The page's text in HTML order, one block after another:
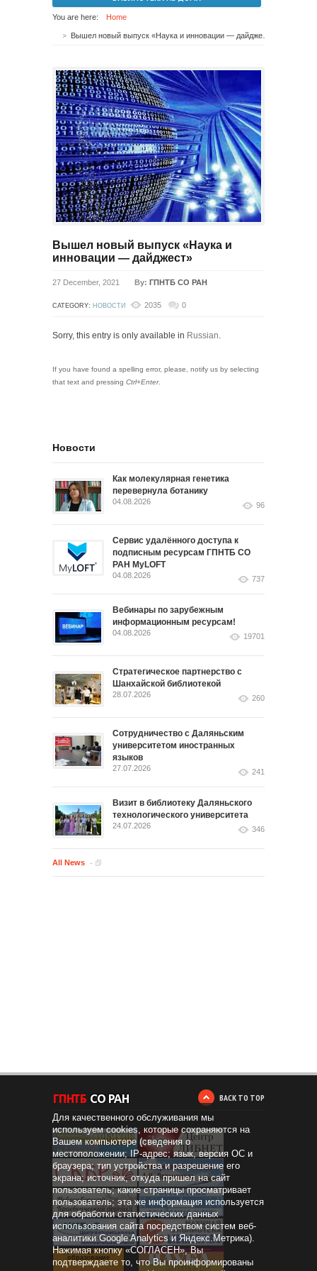
You are here: Home
Вышел новый выпуск «Наука и
инновации — дайджест»
27 December, 2021 By: ГПНТБ СО РАН
CATEGORY: НОВОСТИ 2035 0
Sorry, this entry is only available in Russian
If you have found a spelling error, please, notify us by selecting
that text and pressing Ctrl+Enter.
Новости
Как молекулярная генетика
перевернула ботанику
04.08.2026 96
Сервис удалённого доступа к
подписным ресурсам ГПНТБ СО
РАН MyLOFT
04.08.2026 737
Вебинары по зарубежным
информационным ресурсам!
04.08.2026 19701
Стратегическое партнерство с
Шанхайской библиотекой
28.07.2026 260
Сотрудничество с Даляньским
университетом иностранных
языков
27.07.2026 241
Визит в библиотеку Даляньского
технологического университета
24.07.2026 346
All News
BACK TO TOP
Дистанционное
образование
Для качественного обслуживания мы
используем cookies, которые сохраняются на
Вашем компьютере (сведения о
местоположении; IP-адрес; язык, версия ОС и
браузера; тип устройства и разрешение его
экрана; источник, откуда пришел на сайт
пользователь; какие страницы просматривает
пользователь; эта же информация используется
для обработки статистических данных
использования сайта посредством систем веб-
аналитики Google Analytics и Яндекс.Метрика).
Нажимая кнопку «СОГЛАСЕН», Вы
подтверждаете то, что Вы проинформированы